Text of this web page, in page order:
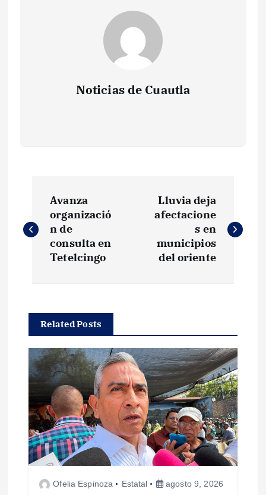
Noticias de Cuautla
a
g
a
c
ó
n
Avanza
organizació
n de
consulta en
Tetelcingo
Lluvia deja
afectacione
s en
municipios
del oriente
Related Posts
Ofelia Espinoza Estatal agosto 9, 2026